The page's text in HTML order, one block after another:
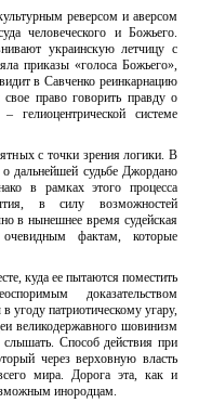
реверсом и аверсом
человеческого и Божьего.
украинскую летчицу с
приказы «голоса Божьего»,
в Савченко реинкарнацию
право говорить правду о
гелиоцентрической системе
с точки зрения логики. В
дальнейшей судьбе Джордано
в рамках этого процесса
в силу возможностей
в нынешнее время судейская
очевидным фактам, которые
куда ее пытаются поместить
доказательством
угоду патриотическому угару,
великодержавного шовинизм
Способ действия при
через верховную власть
мира. Дорога эта, как и
инородцам.